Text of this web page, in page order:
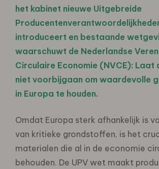
het kabinet nieuwe Uitgebreide
introduceert en bestaande
waarschuwt de Nederlandse
Circulaire Economie (NVCE): Laat
niet voorbijgaan om waardevolle
in Europa te houden.
Omdat Europa sterk afhankelijk is
van kritieke grondstoffen, is het
materialen die al in de economie
behouden. De UPV wet maakt